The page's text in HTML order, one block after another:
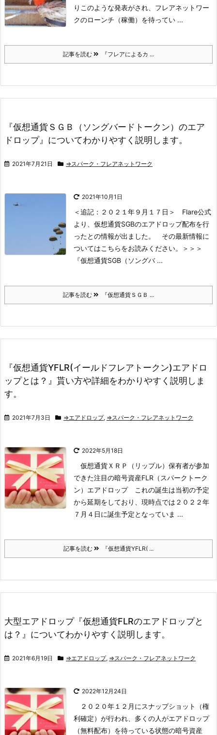
りこのような発表がされ、フレアネットワー
クのローンチ（稼働）を待ってい ...
記事を読む 『フレアによるカ ...
『仮想通貨ＳＧＢ（ソングバードトークン）のエア
ドロップ』についてわかりやすく説明します。
2021年7月21日 ⇒スパーク・フレアネットワーク
2021年10月1日
＜追記：２０２１年９月１７日＞
Flare公式
より、仮想通貨SGBのエアドロップ配布を行
ったとの情報が出ました。
その最新情報に
ついてはこちらをお読みください。
＞＞＞
『仮想通貨SGB（ソングバ ...
記事を読む 『仮想通貨ＳＧＢ ...
『仮想通貨YFLR(イールドフレアトークン)エアドロ
ップとは？』貰い方や詳細をわかりやすく説明しま
す。
2021年7月3日 ⇒エアドロップ, ⇒スパーク・フレアネットワーク
2022年5月18日
仮想通貨ＸＲＰ（リップル）保有者が参加
できた注目の暗号資産FLR（スパークトーク
ン）エアドロップこれの誕生は当初の予定
から延期をしており、現時点では ２０２２年
７月４日に誕生予定となっていま ...
記事を読む 『仮想通貨YFLR( ...
大型エアドロップ『仮想通貨FLRのエアドロップと
は？』についてわかりやすく説明します。
2021年6月19日 ⇒エアドロップ, ⇒スパーク・フレアネットワーク
2022年12月24日
２０２０年１２月にスナップショット（権
利確定）が行われ、多くの人がエアドロップ
（無料配布）を待っている状態の暗号資産